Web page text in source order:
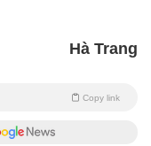
Hà Trang
Copy link